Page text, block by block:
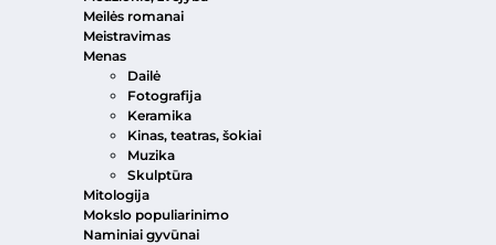
Meilės romanai
Meistravimas
Menas
Dailė
Fotografija
Keramika
Kinas, teatras, šokiai
Muzika
Skulptūra
Mitologija
Mokslo populiarinimo
Naminiai gyvūnai